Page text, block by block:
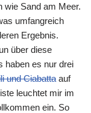
wie Sand am Meer.
umfangreich
Ergebnis.
über diese
haben es nur drei
und Ciabatta auf
leuchtet mir im
ein. So